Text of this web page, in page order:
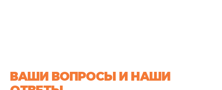
ВАШИ ВОПРОСЫ И НАШИ